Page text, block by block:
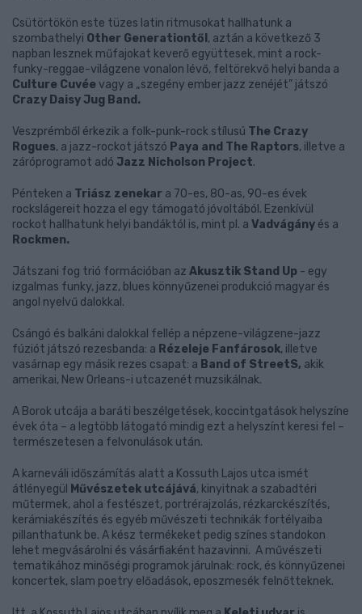
Csütörtökön este tüzes latin ritmusokat hallhatunk a
szombathelyi Other Generationtől , aztán a következő 3
napban lesznek műfajokat keverő együttesek, mint a rock-
funky-reggae-világzene vonalon lévő, feltörekvő helyi banda a
Culture Cuvéevagy a „szegény ember jazz zenéjét” játszó
Crazy Daisy Jug Band.
Veszprémből érkezik a folk-punk-rock stílusú The Crazy
Rogues, a jazz-rockot játszó Paya and The Raptors, illetve a
záróprogramot adó Jazz Nicholson Project.
Pénteken a Triász zenekar a 70-es, 80-as, 90-es évek
rockslágereit hozza el egy támogató jóvoltából. Ezenkívül
rockot hallhatunk helyi bandáktól is, mint pl. a Vadvágány és a
Rockmen.
Játszani fog trió formációban az Akusztik Stand Up - egy
izgalmas funky, jazz, blues könnyűzenei produkció magyar és
angol nyelvű dalokkal.
Csángó és balkáni dalokkal fellép a népzene-világzene-jazz
fúziót játszó rezesbanda: a Rézeleje Fanfárosok, illetve
vasárnap egy másik rezes csapat: a Band of StreetS, akik
amerikai, New Orleans-i utcazenét muzsikálnak.
A Borok utcája a baráti beszélgetések, koccintgatások helyszíne
évek óta – a legtöbb látogató mindig ezt a helyszínt keresi fel –
természetesen a felvonulások után.
A karneváli időszámítás alatt a Kossuth Lajos utca ismét
átlényegül Művészetek utcájává, kinyitnak a szabadtéri
műtermek, ahol a festészet, portrérajzolás, rézkarckészítés,
kerámiakészítés és egyéb művészeti technikák fortélyaiba
pillanthatunk be. A kész termékeket pedig színes standokon
lehet megvásárolni és vásárfiaként hazavinni. A művészeti
tematikához minőségi programok járulnak: rock, és könnyűzenei
koncertek, slam poetry előadások, eposzmesék felnőtteknek.